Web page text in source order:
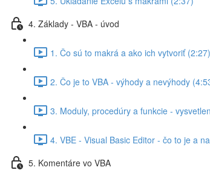
4. Základy - VBA - úvod
1. Čo sú to makrá a ako ich vytvoriť (2:27)
2. Čo je to VBA - výhody a nevýhody
3. Moduly, procedúry a funkcie -
4. VBE - Visual Basic Editor - čo to je a
5. Komentáre vo VBA